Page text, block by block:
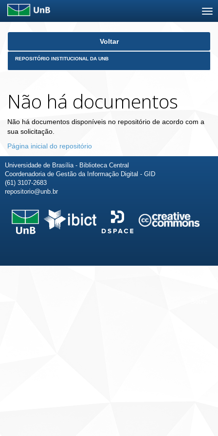
Skip
Voltar
REPOSITÓRIO INSTITUCIONAL DA UNB
Não há documentos
Não há documentos disponíveis no repositório de acordo com a
sua solicitação.
Página inicial do repositório
Universidade de Brasília - Biblioteca Central
Coordenadoria de Gestão da Informação Digital - GID
(61) 3107-2683
repositorio@unb.br